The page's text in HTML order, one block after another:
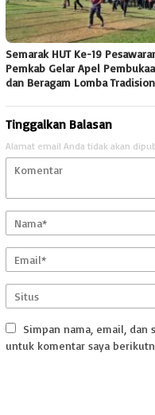
Semarak HUT Ke-19
Pemkab Gelar Apel
dan Beragam Lomba
Tinggalkan Balasan
Alamat email Anda tidak akan
Simpan nama, email, dan
untuk komentar saya